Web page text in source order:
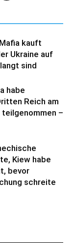
kauft
Ukraine auf
sind
habe
Reich am
–
Kiew habe
bevor
schreite